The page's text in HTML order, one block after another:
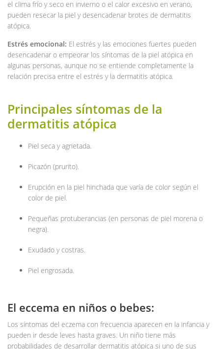
el clima frío y seco en invierno o el calor excesivo en verano,
pueden resecar la piel y desencadenar brotes de dermatitis
atópica.
Estrés emocional: El estrés y las emociones fuertes pueden
desencadenar o empeorar los síntomas de la piel atópica en
algunas personas, aunque no se entiende completamente la
relación precisa entre el estrés y la dermatitis atópica.
Principales síntomas de la
dermatitis atópica
Piel seca y agrietada.
Picazón (prurito).
Erupción en la piel hinchada que varía de color según el
color de piel.
Pequeñas protuberancias (en personas de piel morena o
negra).
Exudado y costras.
Piel engrosada.
El eccema en niños o bebes:
Los síntomas del eczema con frecuencia aparecen en la infancia y
pueden ir desde leves hasta graves. Un niño tiene más
probabilidades de desarrollar dermatitis atópica si uno de sus